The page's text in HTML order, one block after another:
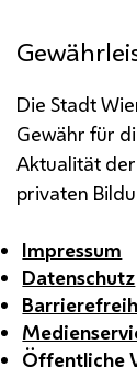
Die Stadt
Gewähr für
Aktualität
privaten
Impressum
Datenschutz
Öffentliche